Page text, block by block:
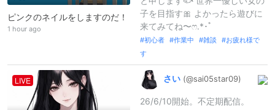
ピンクのネイルをしますのだ！
1 hour ago
子を目指す🎀 よかったら遊びに
来てみてね〜‪ෆ‪.*･ﾟ
初心者 作業中 雑談
お疲れ様で
す
LIVE さい (@sai05star09)
26/6/10開始。不定期配信。